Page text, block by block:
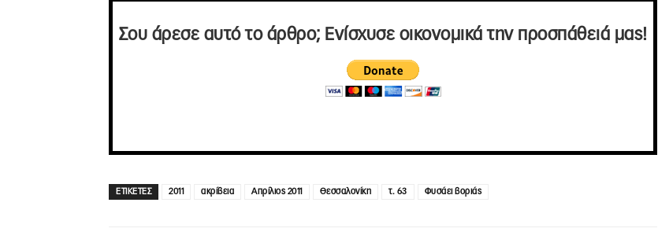
Σου άρεσε αυτό το άρθρο; Ενίσχυσε οικονομικά την προσπάθειά μας!
ΕΤΙΚΕΤΕΣ 2011 ακρίβεια Απρίλιος 2011 Θεσσαλονίκη τ. 63 Φυσάει βοριάς